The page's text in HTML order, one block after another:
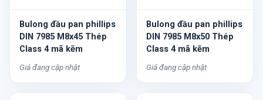
Bulong đầu pan phillips
DIN 7985 M8x45 Thép
Class 4 mã kẽm
Giá đang cập nhật
Bulong đầu pan phillips
DIN 7985 M8x50 Thép
Class 4 mã kẽm
Giá đang cập nhật